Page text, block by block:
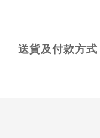
送貨及付款方式